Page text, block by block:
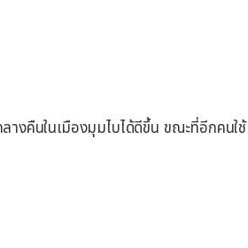
างคืนในเมืองมุมไบได้ดีขึ้น ขณะที่อีกคนใช้